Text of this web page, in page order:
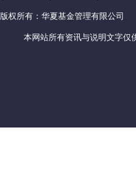
版权所有：华夏基金管理有限公司
本网站所有资讯与说明文字仅